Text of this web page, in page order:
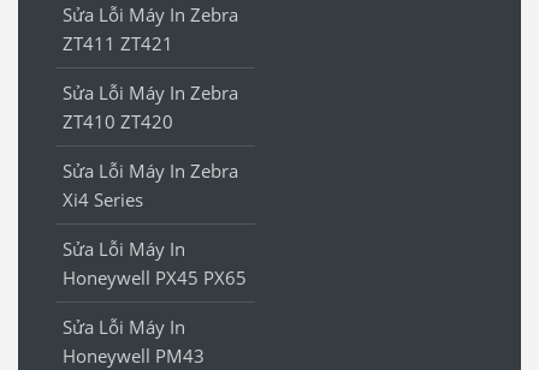
Sửa Lỗi Máy In Zebra
ZT411 ZT421
Sửa Lỗi Máy In Zebra
ZT410 ZT420
Sửa Lỗi Máy In Zebra
Xi4 Series
Sửa Lỗi Máy In
Honeywell PX45 PX65
Sửa Lỗi Máy In
Honeywell PM43